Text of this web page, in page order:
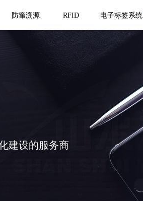
防窜溯源 RFID 电子标签系统
建设的服务商